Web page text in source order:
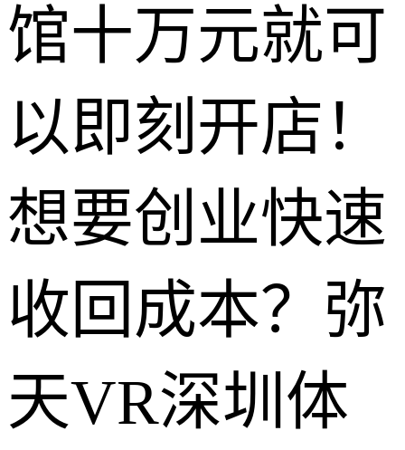
馆十万元就可
以即刻开店！
想要创业快速
收回成本？弥
天VR深圳体